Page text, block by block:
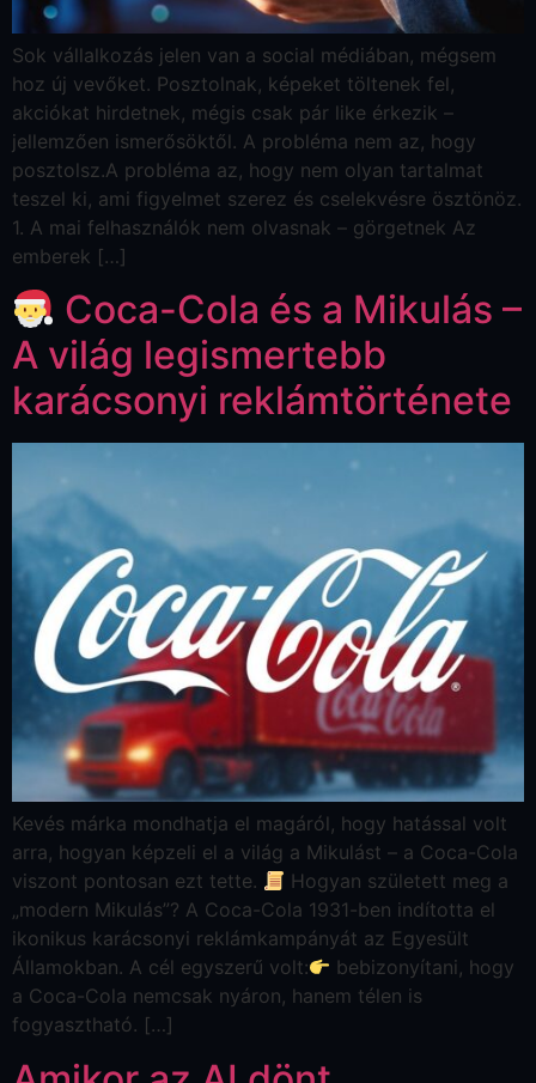
Sok vállalkozás jelen van a social médiában, mégsem
hoz új vevőket. Posztolnak, képeket töltenek fel,
akciókat hirdetnek, mégis csak pár like érkezik –
jellemzően ismerősöktől. A probléma nem az, hogy
posztolsz.A probléma az, hogy nem olyan tartalmat
teszel ki, ami figyelmet szerez és cselekvésre ösztönöz.
1. A mai felhasználók nem olvasnak – görgetnek Az
emberek […]
Coca-Cola és a Mikulás –
A világ legismertebb
karácsonyi reklámtörténete
Kevés márka mondhatja el magáról, hogy hatással volt
arra, hogyan képzeli el a világ a Mikulást – a Coca-Cola
viszont pontosan ezt tette.
Hogyan született meg a
„modern Mikulás”? A Coca-Cola 1931-ben indította el
ikonikus karácsonyi reklámkampányát az Egyesült
Államokban. A cél egyszerű volt:
bebizonyítani, hogy
a Coca-Cola nemcsak nyáron, hanem télen is
fogyasztható. […]